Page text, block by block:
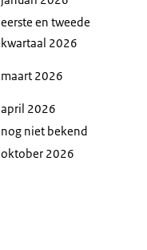
eerste en tweede
kwartaal 2026
maart 2026
april 2026
nog niet bekend
oktober 2026